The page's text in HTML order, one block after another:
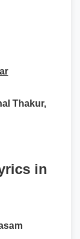
Thakur,
in